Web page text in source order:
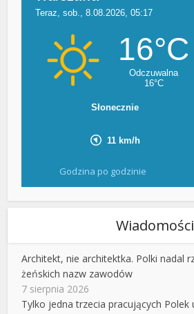
Godzina po godzinie
Wiadomości
Architekt, nie architektka. Polki nadal
żeńskich nazw zawodów
7 sierpnia 2026
Tylko jedna trzecia pracujących